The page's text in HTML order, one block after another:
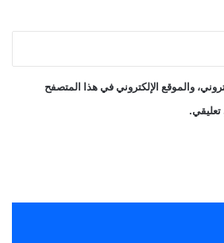
والموقع الإلكتروني في هذا المتصفح
تعليقي.